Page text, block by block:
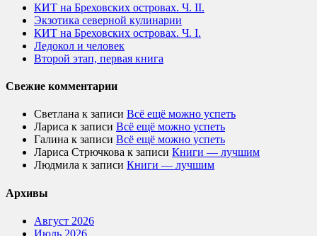
КИТ на Бреховских островах. Ч. II.
Экзотика северной кулинарии
КИТ на Бреховских островах. Ч. I.
Ледокол и человек
Второй этап, первая книга
Свежие комментарии
Светлана к записи Всё ещё можно успеть
Лариса к записи Всё ещё можно успеть
Галина к записи Всё ещё можно успеть
Лариса Стрючкова к записи Книги — лучшим
Людмила к записи Книги — лучшим
Архивы
Август 2026
Июль 2026